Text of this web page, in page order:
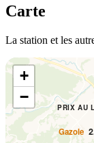
Carte
La station et les
PRIX AU
Gazole
+
−